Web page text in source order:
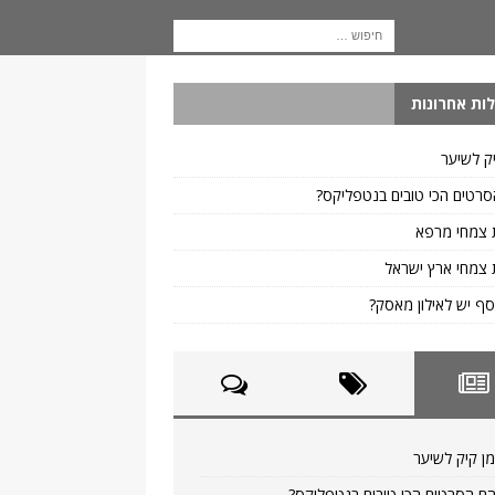
אחרונות
לשיער
הכי טובים בנטפליקס?
צמחי מרפא
צמחי ארץ ישראל
יש לאילון מאסק?
קיק לשיער